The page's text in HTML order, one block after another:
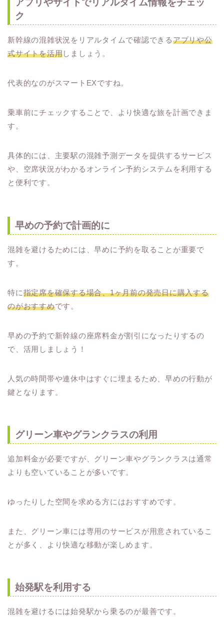
アプリやサイトでリアルタイム情報をチェッ
ク
新幹線の混雑状況をリアルタイムで確認できるアプリや公
式サイトを活用しましょう。
代表的なのがスマートEXですね。
乗車前にチェックすることで、より快適な旅を計画できま
す。
具体的には、主要駅の混雑予測データを提供するサービス
や、空席状況がわかるオンライン予約システムを利用する
と便利です。
早めの予約で計画的に
混雑を避けるためには、早めに予約を取ることが重要で
す。
特に指定席を確保する場合、1ヶ月前の発売日に購入する
のがおすすめです。
早めの予約で新幹線の座席料金が割引になったりするの
で、活用しましょう！
人気の時間帯や連休中はすぐに埋まるため、早めの行動が
鍵となります。
グリーン車やグランクラスの利用
追加料金が必要ですが、グリーン車やグランクラスは通常
よりも空いていることが多いです。
ゆったりした空間を求める方にはおすすめです。
また、グリーン車には専用のサービスが用意されているこ
とが多く、より快適な移動が楽しめます。
始発駅を利用する
混雑を避けるには始発駅から乗るのが最善です。